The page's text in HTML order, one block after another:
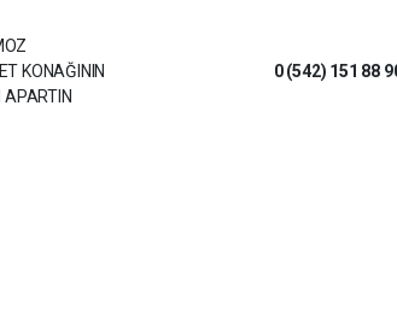
KONAĞININ
APARTIN
0 (542) 151 88